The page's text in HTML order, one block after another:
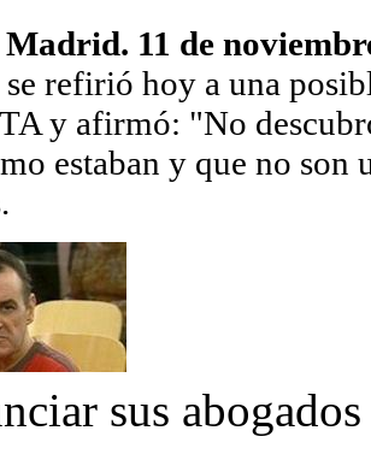
11 de
refirió hoy a una
y afirmó: "No
estaban y que no son
sus